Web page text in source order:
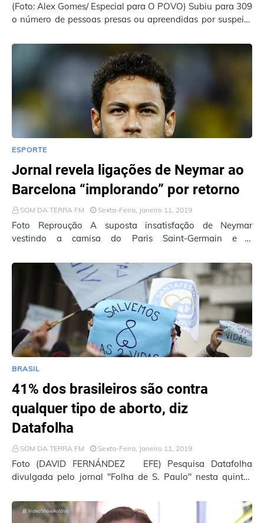
(Foto: Alex Gomes/ Especial para O POVO) Subiu para 309
o número de pessoas presas ou apreendidas por suspeita
ESPORTE
Jornal revela ligações de Neymar ao
Barcelona “implorando” por retorno
SOM DA TERRA FM Sexta-Feira, Janeiro 11, 2019
Foto Reproução A suposta insatisfação de Neymar
vestindo a camisa do Paris Saint-Germain e a
BRASIL
41% dos brasileiros são contra
qualquer tipo de aborto, diz
Datafolha
SOM DA TERRA FM Sexta-Feira, Janeiro 11, 2019
Foto (DAVID FERNÁNDEZ EFE) Pesquisa Datafolha
divulgada pelo jornal "Folha de S. Paulo" nesta quinta-